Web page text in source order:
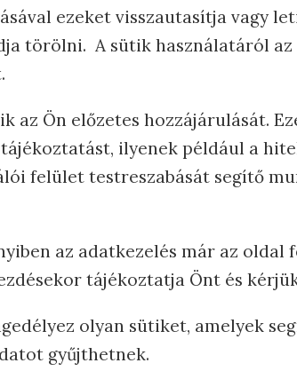
ezeket visszautasítja vagy
törölni. A sütik használatáról az
az Ön előzetes hozzájárulását.
ilyenek például a
felület testreszabását segítő
az adatkezelés már az oldal
tájékoztatja Önt és
olyan sütiket, amelyek
gyűjthetnek.